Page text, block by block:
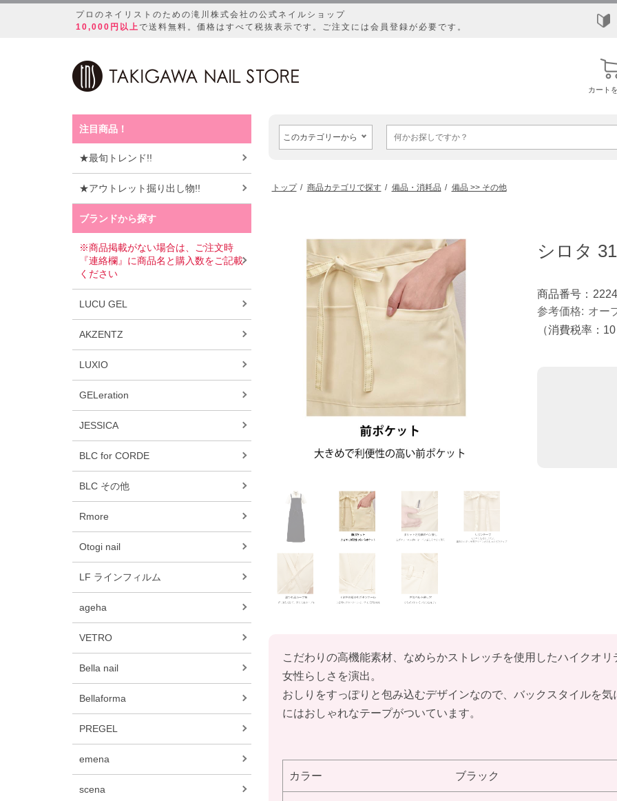
プロのネイリストのための滝川株式会社の公式ネイルショップ
10,000円以上で送料無料。価格はすべて税抜表示です。ご注文には会員登録が必要です。
カート
注目商品！
★最旬トレンド!!
★アウトレット掘り出し物!!
ブランドから探す
※商品掲載がない場合は、ご注文時
『連絡欄』に商品名と購入数をご記載
ください
LUCU GEL
AKZENTZ
LUXIO
GELeration
JESSICA
BLC for CORDE
BLC その他
Rmore
Otogi nail
LF ラインフィルム
ageha
VETRO
Bella nail
Bellaforma
PREGEL
emena
scena
トップ 商品カテゴリで探す 備品・消耗品 備品 >> その他
シロタ
商品番号：
参考価格
オー
（消費税率：
こだわりの高機能素材、なめらかストレッチを使用したハイクオ
女性らしさを演出。
おしりをすっぽりと包み込むデザインなので、バックスタイルを
にはおしゃれなテープがついています。
カラー ブラック